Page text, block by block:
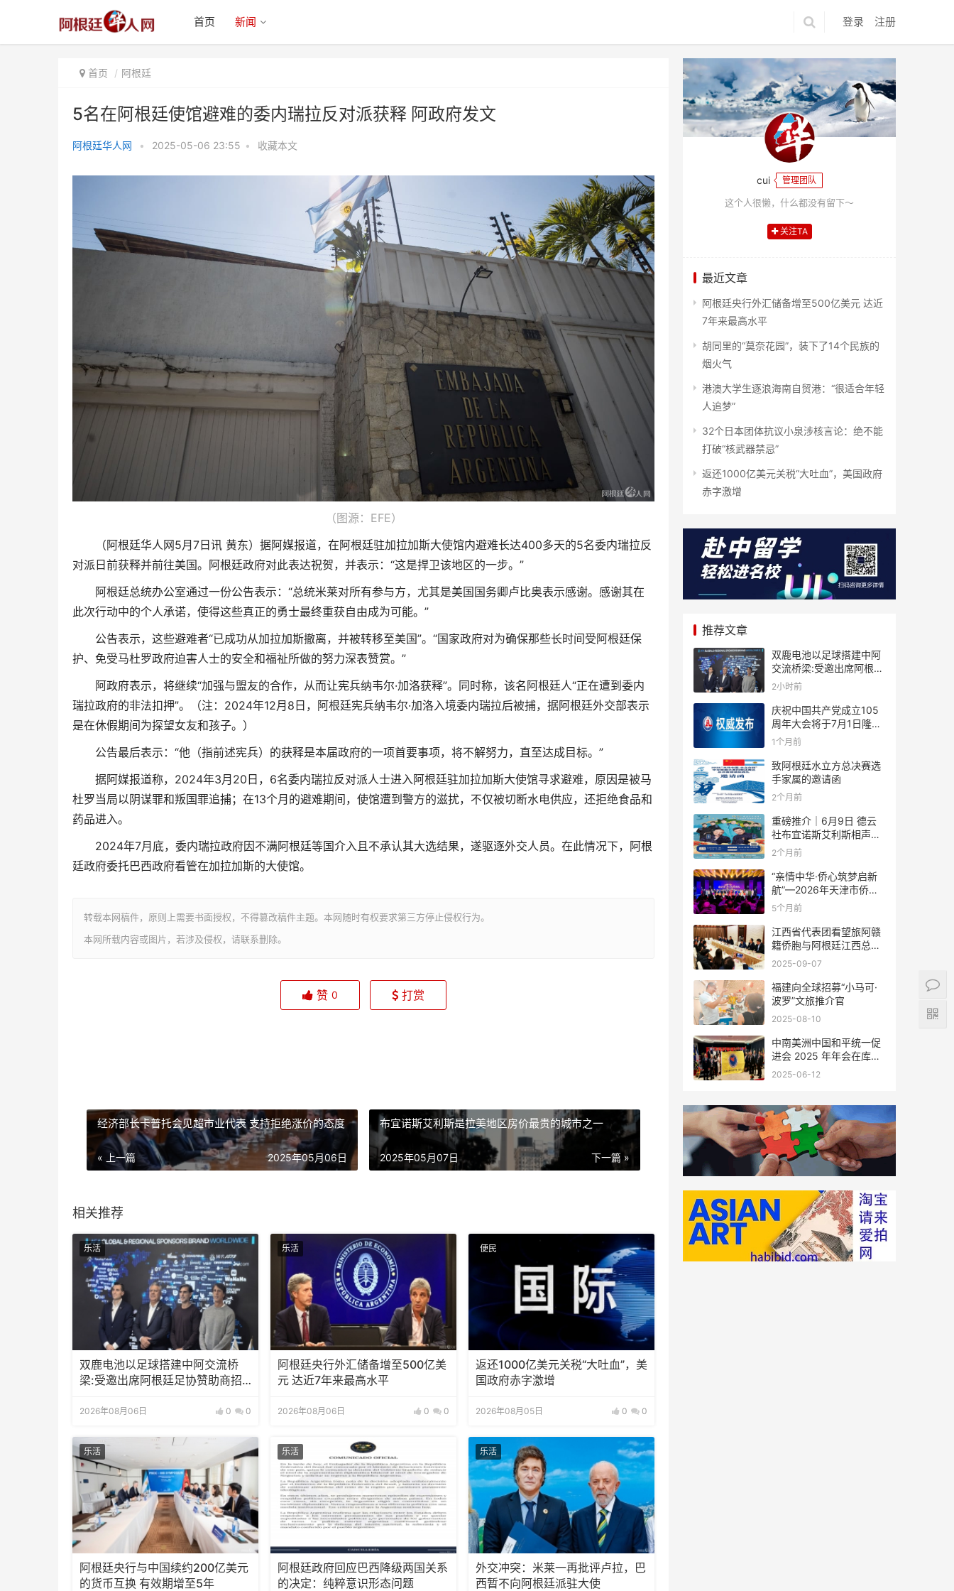
登录 注册
首页 新闻
首页 阿根廷
5名在阿根廷使馆避难的委内瑞拉反对派获释 阿政府发文
阿根廷华人网 • 2025-05-06 23:55 • 收藏本文
（图源：EFE）
（阿根廷华人网5月7日讯 黄东）据阿媒报道，在阿根廷驻加拉加斯大使馆内避难长达400多天的5名委内瑞拉反
对派日前获释并前往美国。阿根廷政府对此表达祝贺，并表示：“这是捍卫该地区的一步。”
阿根廷总统办公室通过一份公告表示：“总统米莱对所有参与方，尤其是美国国务卿卢比奥表示感谢。感谢其在
此次行动中的个人承诺，使得这些真正的勇士最终重获自由成为可能。”
公告表示，这些避难者“已成功从加拉加斯撤离，并被转移至美国”。“国家政府对为确保那些长时间受阿根廷保
护、免受马杜罗政府迫害人士的安全和福祉所做的努力深表赞赏。”
阿政府表示，将继续“加强与盟友的合作，从而让宪兵纳韦尔·加洛获释”。同时称，该名阿根廷人“正在遭到委内
瑞拉政府的非法扣押”。（注：2024年12月8日，阿根廷宪兵纳韦尔·加洛入境委内瑞拉后被捕，据阿根廷外交部表示
是在休假期间为探望女友和孩子。）
公告最后表示：“他（指前述宪兵）的获释是本届政府的一项首要事项，将不解努力，直至达成目标。”
据阿媒报道称，2024年3月20日，6名委内瑞拉反对派人士进入阿根廷驻加拉加斯大使馆寻求避难，原因是被马
杜罗当局以阴谋罪和叛国罪追捕；在13个月的避难期间，使馆遭到警方的滋扰，不仅被切断水电供应，还拒绝食品和
药品进入。
2024年7月底，委内瑞拉政府因不满阿根廷等国介入且不承认其大选结果，遂驱逐外交人员。在此情况下，阿根
廷政府委托巴西政府看管在加拉加斯的大使馆。
转载本网稿件，原则上需要书面授权，不得篡改稿件主题。本网随时有权要求第三方停止侵权行为。
本网所载内容或图片，若涉及侵权，请联系删除。
赞 0 打赏
经济部长卡普托会见超市业代表 支持拒绝涨价的态度
« 上一篇 2025年05月06日
布宜诺斯艾利斯是拉美地区房价最贵的城市之一
下一篇 »
2025年05月07日
相关推荐
乐活
双鹿电池以足球搭建中阿交流桥
梁:受邀出席阿根廷足协赞助商招
2026年08月06日 0 0
乐活
阿根廷央行外汇储备增至500亿美
元 达近7年来最高水平
2026年08月06日 0 0
便民
返还1000亿美元关税“大吐血”，美
国政府赤字激增
2026年08月05日 0 0
乐活
阿根廷央行与中国续约200亿美元
的货币互换 有效期增至5年
乐活
阿根廷政府回应巴西降级两国关系
的决定：纯粹意识形态问题
乐活
外交冲突：米莱一再批评卢拉，巴
西暂不向阿根廷派驻大使
cui 管理团队
这个人很懒，什么都没有留下～
关注TA
最近文章
阿根廷央行外汇储备增至500亿美元 达近
7年来最高水平
胡同里的“莫奈花园”，装下了14个民族的
烟火气
港澳大学生逐浪海南自贸港：“很适合年轻
人追梦”
32个日本团体抗议小泉涉核言论：绝不能
打破“核武器禁忌”
返还1000亿美元关税“大吐血”，美国政府
赤字激增
推荐文章
双鹿电池以足球搭建中阿
交流桥梁:受邀出席阿根廷
足协赞助商招待会！
2小时前
庆祝中国共产党成立105
周年大会将于7月1日隆重
举行
1个月前
致阿根廷水立方总决赛选
手家属的邀请函
2个月前
重磅推介｜6月9日 德云
社布宜诺斯艾利斯相声专
场！国风曲艺邂逅南美风
结！
2个月前
“亲情中华·侨心筑梦启新
航”—2026年天津市侨界
新春联谊活动成功举办
5个月前
江西省代表团看望旅阿赣
籍侨胞与阿根廷江西总商
会座谈
2025-09-07
福建向全球招募“小马可·
波罗”文旅推介官
2025-08-10
中南美洲中国和平统一促
进会 2025 年年会在库拉
索圆满举行，共绘反“独”
2025-06-12